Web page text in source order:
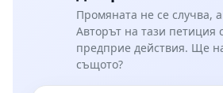
Промяната не се случва,
Авторът на тази петиция
предприе действия. Ще
същото?